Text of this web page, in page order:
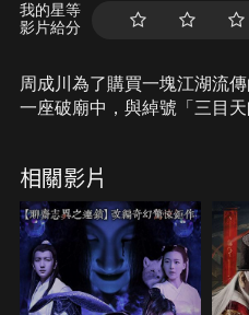
我的星等
影片給分
周成川為了購買一塊江湖流
一座破廟中，與綽號「三目
張督軍死亡的故事…
相關影片